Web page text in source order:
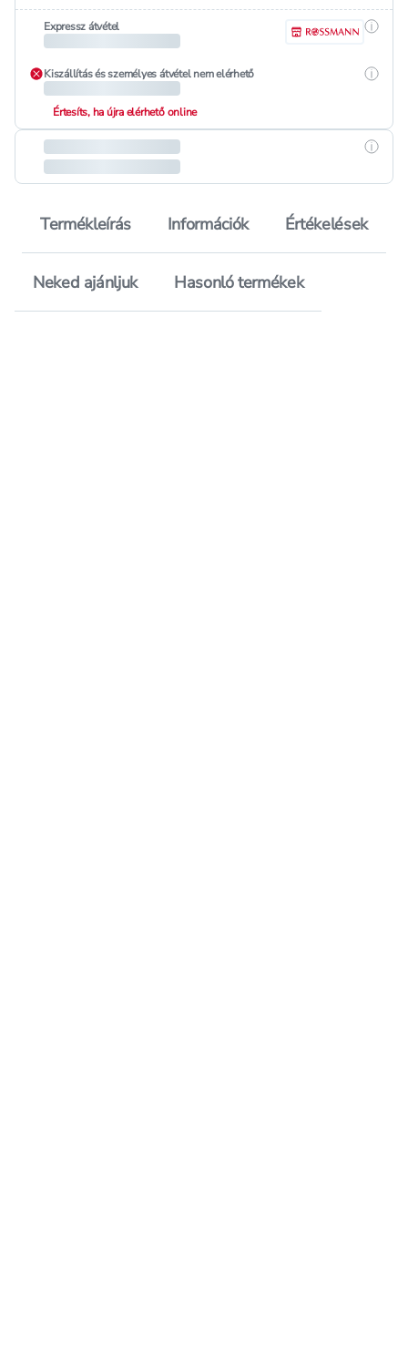
Expressz átvétel
Kiszállítás és személyes átvétel nem elérhető
Értesíts, ha újra elérhető online
Termékleírás Információk Értékelések
Neked ajánljuk Hasonló termékek